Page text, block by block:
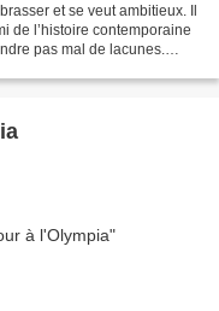
et se veut ambitieux. Il
de l’histoire contemporaine
pas mal de lacunes.